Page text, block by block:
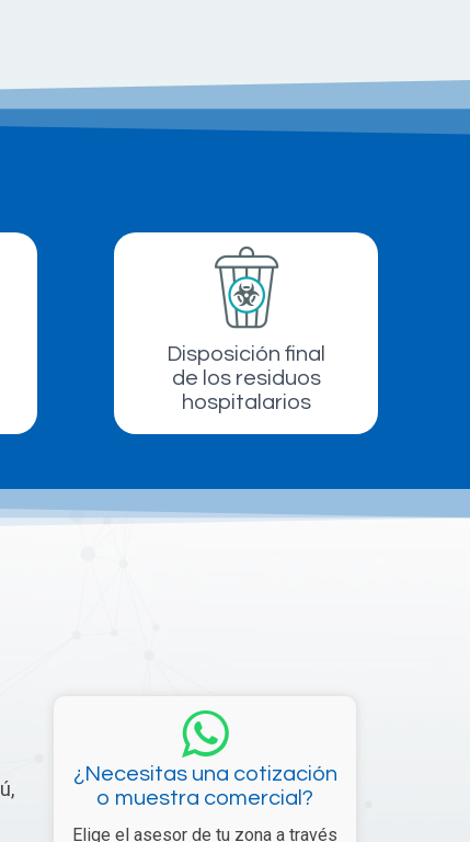
Disposición final
de los residuos
hospitalarios
¿Necesitas una cotización
o muestra comercial?
Elige el asesor de tu zona a través